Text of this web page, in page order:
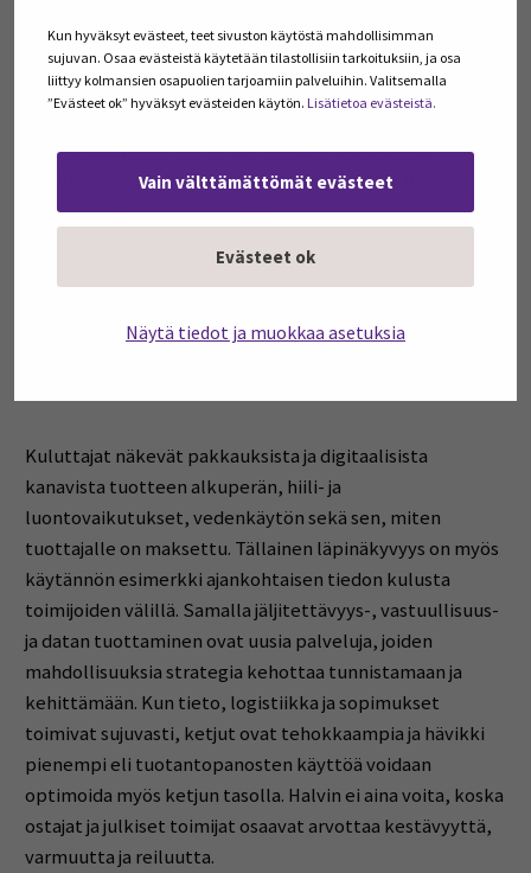
Kun hyväksyt evästeet, teet sivuston käytöstä mahdollisimman
sujuvan. Osaa evästeistä käytetään tilastollisiin tarkoituksiin, ja osa
liittyy kolmansien osapuolien tarjoamiin palveluihin. Valitsemalla
”Evästeet ok” hyväksyt evästeiden käytön. Lisätietoa evästeistä.
Vain välttämättömät evästeet
Evästeet ok
Näytä tiedot ja muokkaa asetuksia
ruokaa: perunaa, härkäpapupohjaista kastiketta,
hapatettuja kasviksia, lähimeijerin tuotetta ja ruisleipää,
jonka vilja on kasvanut muutaman kilometrin päässä.
Samantyyppistä ruokaa syödään päiväkodeissa,
kouluissa ja työpaikkaruokaloissa eri puolilla maailmaa.
Lihaa pidetään arvossa ja korkealaatuisena herkkuna.
tunnustetaan. Päästöjä on saatu erilaisten
vähennettyä. Etelä-Pohjanmaa vie ruokaa maailmalle,
Kuluttajat näkevät pakkauksista ja digitaalisista
kanavista tuotteen alkuperän, hiili- ja
luontovaikutukset, vedenkäytön sekä sen, miten
tuottajalle on maksettu. Tällainen läpinäkyvyys on myös
käytännön esimerkki ajankohtaisen tiedon kulusta
toimijoiden välillä. Samalla jäljitettävyys-, vastuullisuus-
ja datan tuottaminen ovat uusia palveluja, joiden
mahdollisuuksia strategia kehottaa tunnistamaan ja
kehittämään. Kun tieto, logistiikka ja sopimukset
toimivat sujuvasti, ketjut ovat tehokkaampia ja hävikki
pienempi eli tuotantopanosten käyttöä voidaan
optimoida myös ketjun tasolla. Halvin ei aina voita, koska
ostajat ja julkiset toimijat osaavat arvottaa kestävyyttä,
varmuutta ja reiluutta.